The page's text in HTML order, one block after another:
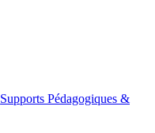
Supports Pédagogiques &